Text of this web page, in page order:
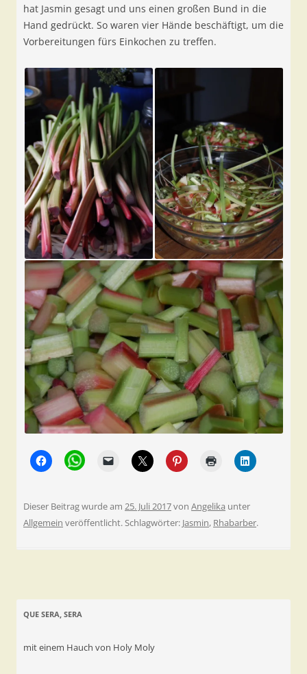
hat Jasmin gesagt und uns einen großen Bund in die
Hand gedrückt. So waren vier Hände beschäftigt, um die
Vorbereitungen fürs Einkochen zu treffen.
Dieser Beitrag wurde am 25. Juli 2017von Angelika unter
Allgemein veröffentlicht. Schlagwörter: Jasmin, Rhabarber.
QUE SERA, SERA
mit einem Hauch von Holy Moly